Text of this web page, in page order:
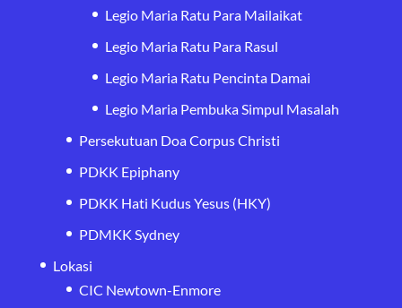
Legio Maria Ratu Para Mailaikat
Legio Maria Ratu Para Rasul
Legio Maria Ratu Pencinta Damai
Legio Maria Pembuka Simpul Masalah
Persekutuan Doa Corpus Christi
PDKK Epiphany
PDKK Hati Kudus Yesus (HKY)
PDMKK Sydney
Lokasi
CIC Newtown-Enmore